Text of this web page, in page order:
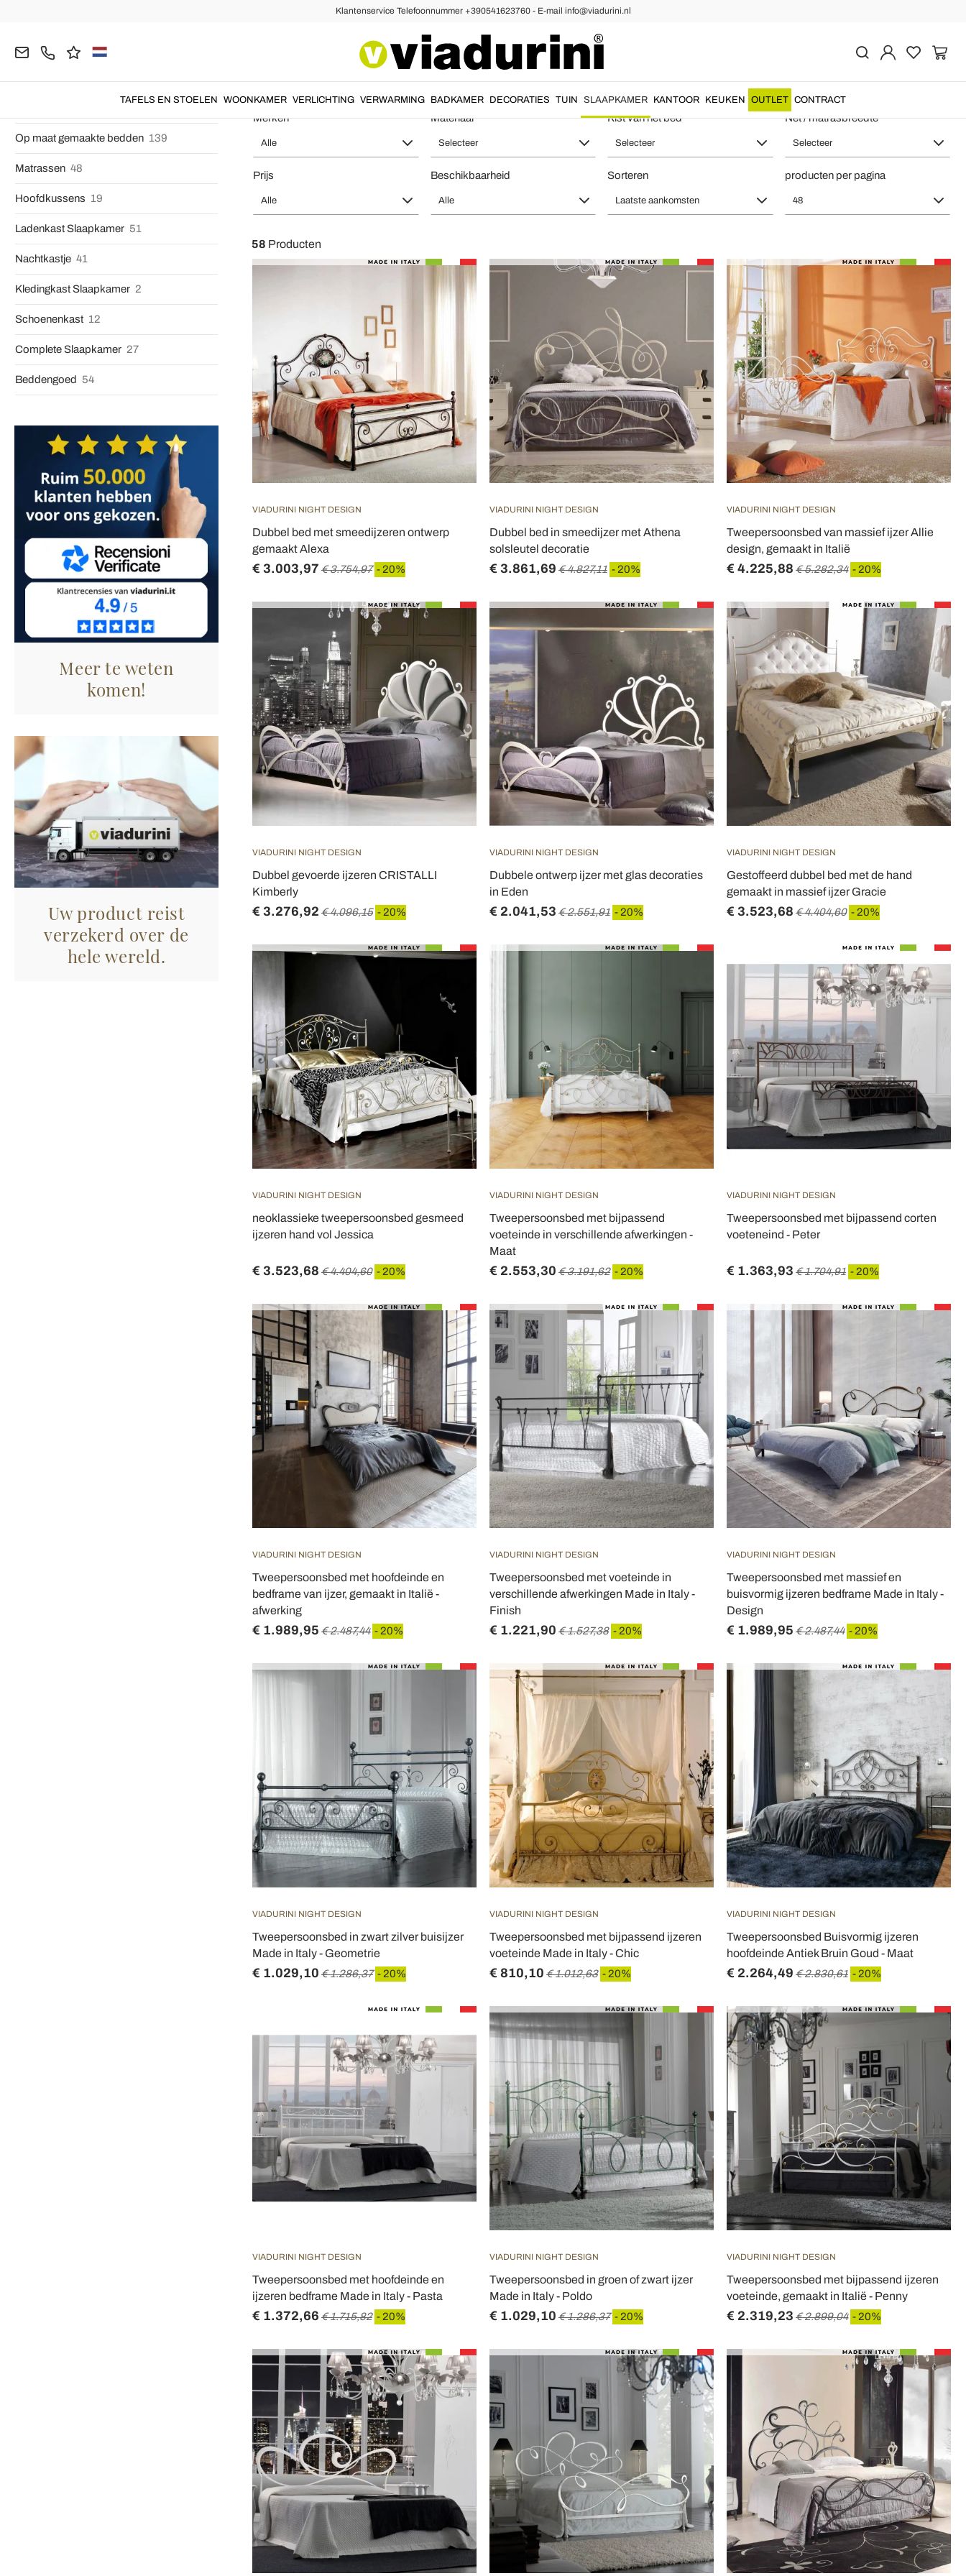
Klantenservice Telefoonnummer +390541623760 - E-mail info@viadurini.nl
TAFELS EN STOELEN WOONKAMER VERLICHTING VERWARMING BADKAMER DECORATIES TUIN SLAAPKAMER KANTOOR KEUKEN OUTLET CONTRACT
Smeedijzeren Tweepersoonsbedden, Handgemaakt in Italië
Eenpersoonsbedden
Op maat gemaakte bedden 139
Matrassen 48
Hoofdkussens 19
Ladenkast Slaapkamer 51
Nachtkastje 41
Kledingkast Slaapkamer 2
Schoenenkast 12
Complete Slaapkamer 27
Beddengoed 54
Meer te weten
komen!
Uw product reist
verzekerd over de
hele wereld.
Merken
Alle
Materiaal
Selecteer
Kist van het bed
Selecteer
Net / matrasbreedte
Selecteer
Prijs
Alle
Beschikbaarheid
Alle
Sorteren
Laatste aankomsten
producten per pagina
48
58 Producten
VIADURINI NIGHT DESIGN
Dubbel bed met smeedijzeren ontwerp
gemaakt Alexa
€ 3.003,97 € 3.754,97 - 20%
VIADURINI NIGHT DESIGN
Dubbel bed in smeedijzer met Athena
solsleutel decoratie
€ 3.861,69 € 4.827,11 - 20%
VIADURINI NIGHT DESIGN
Tweepersoonsbed van massief ijzer Allie
design, gemaakt in Italië
€ 4.225,88 € 5.282,34 - 20%
VIADURINI NIGHT DESIGN
Dubbel gevoerde ijzeren CRISTALLI
Kimberly
€ 3.276,92 € 4.096,15 - 20%
VIADURINI NIGHT DESIGN
Dubbele ontwerp ijzer met glas decoraties
in Eden
€ 2.041,53 € 2.551,91 - 20%
VIADURINI NIGHT DESIGN
Gestoffeerd dubbel bed met de hand
gemaakt in massief ijzer Gracie
€ 3.523,68 € 4.404,60 - 20%
VIADURINI NIGHT DESIGN
neoklassieke tweepersoonsbed gesmeed
ijzeren hand vol Jessica
€ 3.523,68 € 4.404,60 - 20%
VIADURINI NIGHT DESIGN
Tweepersoonsbed met bijpassend
voeteinde in verschillende afwerkingen -
Maat
€ 2.553,30 € 3.191,62 - 20%
VIADURINI NIGHT DESIGN
Tweepersoonsbed met bijpassend corten
voeteneind - Peter
€ 1.363,93 € 1.704,91 - 20%
VIADURINI NIGHT DESIGN
Tweepersoonsbed met hoofdeinde en
bedframe van ijzer, gemaakt in Italië -
afwerking
€ 1.989,95 € 2.487,44 - 20%
VIADURINI NIGHT DESIGN
Tweepersoonsbed met voeteinde in
verschillende afwerkingen Made in Italy -
Finish
€ 1.221,90 € 1.527,38 - 20%
VIADURINI NIGHT DESIGN
Tweepersoonsbed met massief en
buisvormig ijzeren bedframe Made in Italy -
Design
€ 1.989,95 € 2.487,44 - 20%
VIADURINI NIGHT DESIGN
Tweepersoonsbed in zwart zilver buisijzer
Made in Italy - Geometrie
€ 1.029,10 € 1.286,37 - 20%
VIADURINI NIGHT DESIGN
Tweepersoonsbed met bijpassend ijzeren
voeteinde Made in Italy - Chic
€ 810,10 € 1.012,63 - 20%
VIADURINI NIGHT DESIGN
Tweepersoonsbed Buisvormig ijzeren
hoofdeinde Antiek Bruin Goud - Maat
€ 2.264,49 € 2.830,61 - 20%
VIADURINI NIGHT DESIGN
Tweepersoonsbed met hoofdeinde en
ijzeren bedframe Made in Italy - Pasta
€ 1.372,66 € 1.715,82 - 20%
VIADURINI NIGHT DESIGN
Tweepersoonsbed in groen of zwart ijzer
Made in Italy - Poldo
€ 1.029,10 € 1.286,37 - 20%
VIADURINI NIGHT DESIGN
Tweepersoonsbed met bijpassend ijzeren
voeteinde, gemaakt in Italië - Penny
€ 2.319,23 € 2.899,04 - 20%